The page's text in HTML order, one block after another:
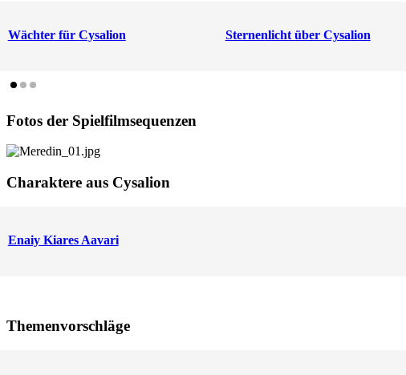
Wächter für Cysalion Sternenlicht über Cysalion
Fotos der Spielfilmsequenzen
Charaktere aus Cysalion
Enaiy Kiares Aavari
Themenvorschläge